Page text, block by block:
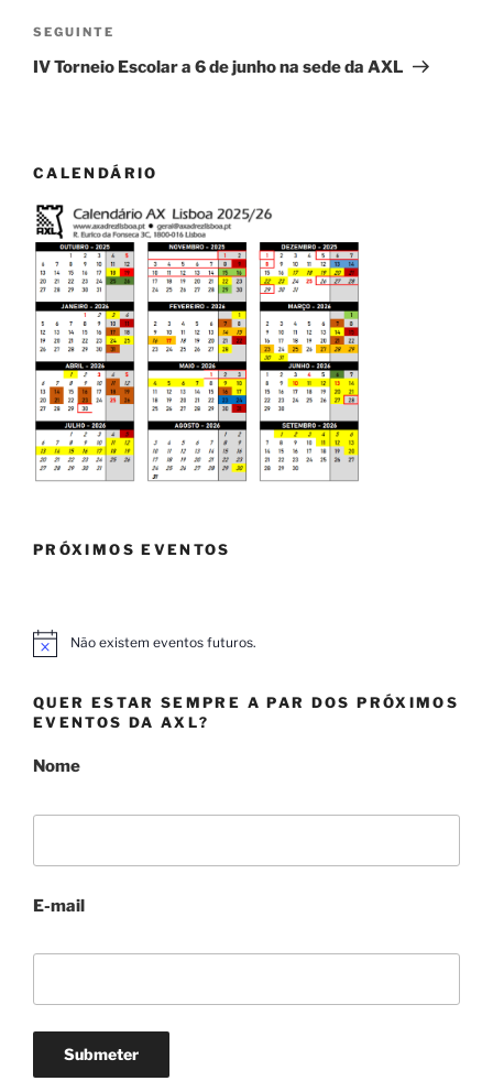
Conteúdo
seguinte
SEGUINTE
IV Torneio Escolar a 6 de junho na sede da AXL
CALENDÁRIO
PRÓXIMOS EVENTOS
A
s
o
Não existem eventos futuros.
QUER ESTAR SEMPRE A PAR DOS PRÓXIMOS
EVENTOS DA AXL?
Nome
E-mail